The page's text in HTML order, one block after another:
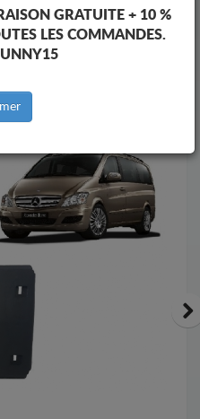
GRATUITE + 10 %
LES COMMANDES.